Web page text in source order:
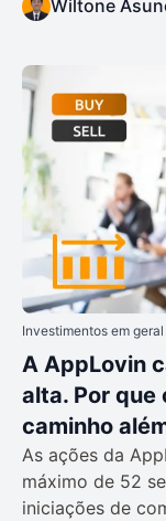
Wiltone
Investimentos em geral
A AppLovin
alta. Por que
caminho
As ações da
máximo de 52
iniciações de